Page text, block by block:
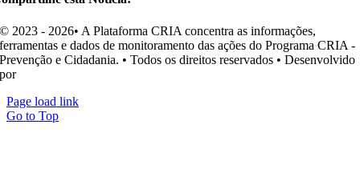
© 2023 - 2026• A Plataforma CRIA concentra as informações,
ferramentas e dados de monitoramento das ações do Programa CRIA -
Prevenção e Cidadania. • Todos os direitos reservados • Desenvolvido
por
Page load link
Go to Top